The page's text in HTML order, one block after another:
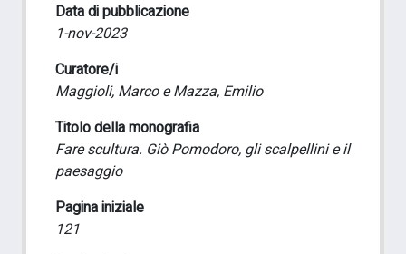
Data di pubblicazione
1-nov-2023
Curatore/i
Maggioli, Marco e Mazza, Emilio
Titolo della monografia
Fare scultura. Giò Pomodoro, gli scalpellini e il
paesaggio
Pagina iniziale
121